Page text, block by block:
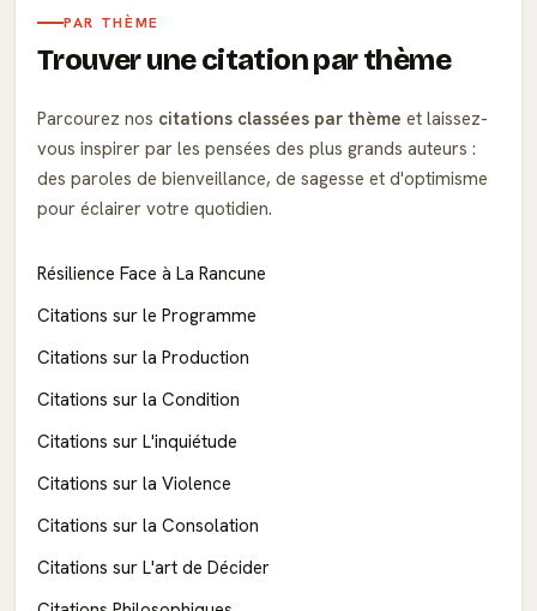
PAR THÈME
Trouver une citation par thème
Parcourez nos citations classées par thème et laissez-
vous inspirer par les pensées des plus grands auteurs :
des paroles de bienveillance, de sagesse et d'optimisme
pour éclairer votre quotidien.
Résilience Face à La Rancune
Citations sur le Programme
Citations sur la Production
Citations sur la Condition
Citations sur L'inquiétude
Citations sur la Violence
Citations sur la Consolation
Citations sur L'art de Décider